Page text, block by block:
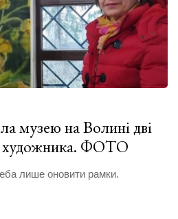
музею на Волині дві
художника. ФОТО
лише оновити рамки.